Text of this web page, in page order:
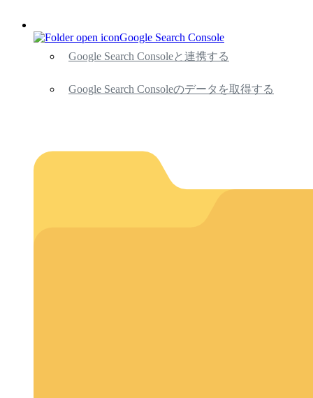
Google Search Console
Google Search Consoleと連携する
Google Search Consoleのデータを取得する